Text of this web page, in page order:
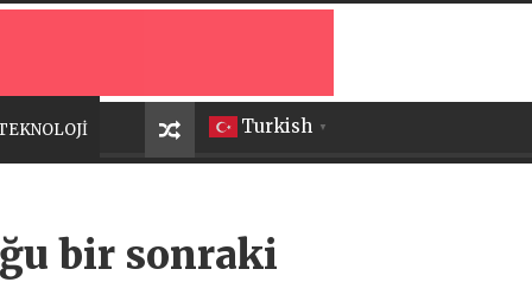
Turkish ▼
bir sonraki